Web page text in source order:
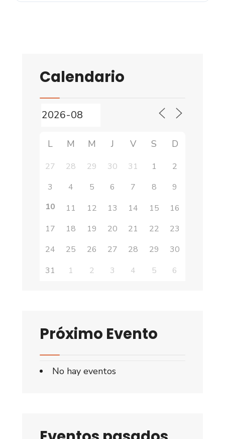
Calendario
L M M J V S D
27 28 29 30 31 1
2
3
4 5 6 7 8
9
10
11 12 13 14 15
16
17
18 19 20 21 22
23
24
25 26 27 28 29
30
31
1 2 3 4 5 6
Próximo Evento
No hay eventos